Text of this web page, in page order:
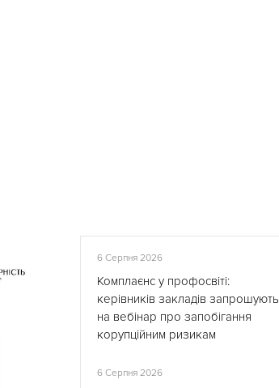
6 Серпня 2026
Комплаєнс у профосвіті:
керівників закладів запрошують
на вебінар про запобігання
корупційним ризикам
6 Серпня 2026